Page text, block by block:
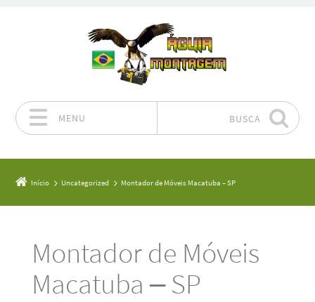
MENU BUSCA
Início Uncategorized Montador de Móveis Macatuba – SP
Montador de Móveis
Macatuba – SP